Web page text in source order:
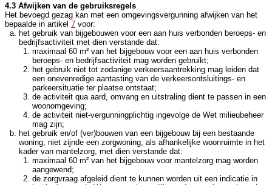
4.3 Afwijken van de gebruiksregels
Het bevoegd gezag kan met een omgevingsvergunning afwijken van het
bepaalde in artikel 7 voor:
het gebruik van bijgebouwen voor een aan huis verbonden beroeps- en
bedrijfsactiviteit met dien verstande dat:
maximaal 60 m² van het bijgebouw voor een aan huis verbonden
beroeps- en bedrijfsactiviteit mag worden gebruikt;
het gebruik niet tot zodanige verkeersaantrekking mag leiden dat
een onevenredige aantasting van de verkeersontsluitings- en
parkeersituatie ter plaatse ontstaat;
de activiteit qua aard, omvang en uitstraling dient te passen in een
woonomgeving;
de activiteit niet-vergunningplichtig ingevolge de Wet milieubeheer
mag zijn;
het gebruik en/of (ver)bouwen van een bijgebouw bij een bestaande
woning, niet zijnde een zorgwoning, als afhankelijke woonruimte in het
kader van mantelzorg, met dien verstande dat:
maximaal 60 m² van het bijgebouw voor mantelzorg mag worden
aangewend;
de zorgvraag afgeleid dient te kunnen worden uit een indicatie in